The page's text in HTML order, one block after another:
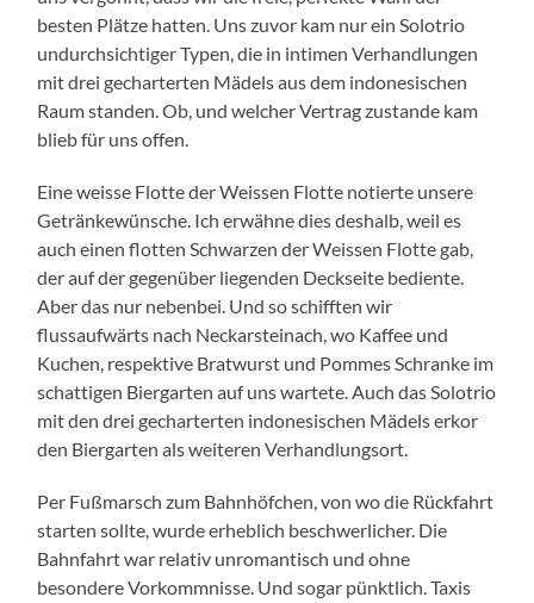
besten Plätze hatten. Uns zuvor kam nur ein Solotrio
undurchsichtiger Typen, die in intimen Verhandlungen
mit drei gecharterten Mädels aus dem indonesischen
Raum standen. Ob, und welcher Vertrag zustande kam
blieb für uns offen.
Eine weisse Flotte der Weissen Flotte notierte unsere
Getränkewünsche. Ich erwähne dies deshalb, weil es
auch einen flotten Schwarzen der Weissen Flotte gab,
der auf der gegenüber liegenden Deckseite bediente.
Aber das nur nebenbei. Und so schifften wir
flussaufwärts nach Neckarsteinach, wo Kaffee und
Kuchen, respektive Bratwurst und Pommes Schranke im
schattigen Biergarten auf uns wartete. Auch das Solotrio
mit den drei gecharterten indonesischen Mädels erkor
den Biergarten als weiteren Verhandlungsort.
Per Fußmarsch zum Bahnhöfchen, von wo die Rückfahrt
starten sollte, wurde erheblich beschwerlicher. Die
Bahnfahrt war relativ unromantisch und ohne
besondere Vorkommnisse. Und sogar pünktlich. Taxis